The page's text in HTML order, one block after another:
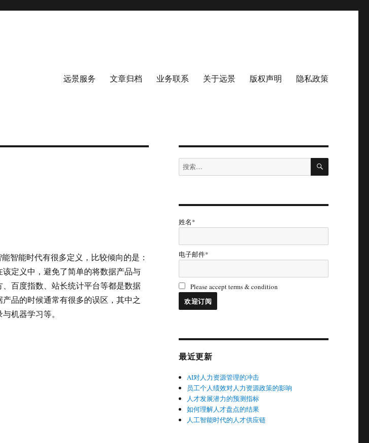
远景服务 文章归档 业务联系 关于远景 版权声明 隐私政策
智能时代有很多定义，比较倾向的是：
定义中，避免了简单的将数据产品与
百度指数、站长统计平台等都是数据
品的时候通常有很多的误区，其中之
机器学习等。
搜
索：
搜
姓名*
电子邮件*
Please accept terms & condition
最近更新
AI对人力资源管理的冲击
员工个人绩效对人力资源政策的影响
人才发展潜力的预测指标
如何理解人才盘点的结果
人工智能时代的人才供应链